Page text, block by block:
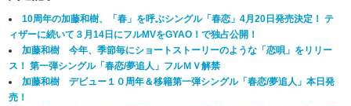
10周年の加藤和樹、「春」を呼ぶシングル「春恋」4月20日発売決定！ テ
ィザーに続いて３月14日にフルMVをGYAO！で独占公開！
加藤和樹 今年、季節毎にショートストーリーのような「恋唄」をリリー
ス！ 第一弾シングル「春恋/夢追人」フルＭＶ解禁
加藤和樹 デビュー１０周年＆移籍第一弾シングル「春恋/夢追人」本日発
売！